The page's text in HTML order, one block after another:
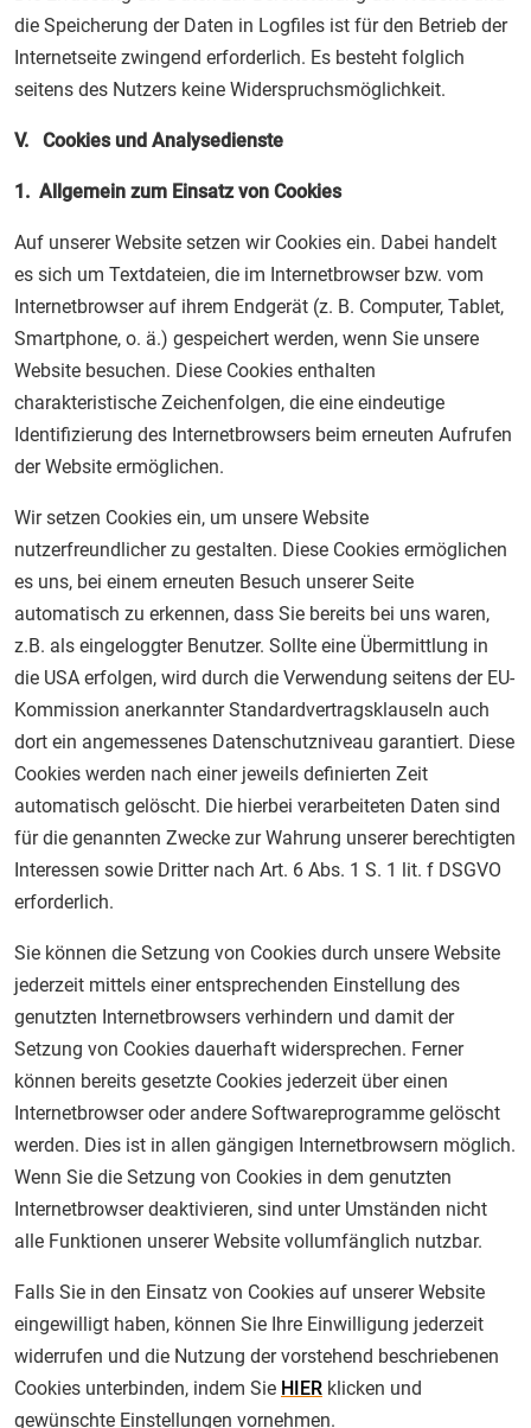
die Speicherung der Daten in Logfiles ist für den Betrieb der
Internetseite zwingend erforderlich. Es besteht folglich
seitens des Nutzers keine Widerspruchsmöglichkeit.
V. Cookies und Analysedienste
1. Allgemein zum Einsatz von Cookies
Auf unserer Website setzen wir Cookies ein. Dabei handelt
es sich um Textdateien, die im Internetbrowser bzw. vom
Internetbrowser auf ihrem Endgerät (z. B. Computer, Tablet,
Smartphone, o. ä.) gespeichert werden, wenn Sie unsere
Website besuchen. Diese Cookies enthalten
charakteristische Zeichenfolgen, die eine eindeutige
Identifizierung des Internetbrowsers beim erneuten Aufrufen
der Website ermöglichen.
Wir setzen Cookies ein, um unsere Website
nutzerfreundlicher zu gestalten. Diese Cookies ermöglichen
es uns, bei einem erneuten Besuch unserer Seite
automatisch zu erkennen, dass Sie bereits bei uns waren,
z.B. als eingeloggter Benutzer. Sollte eine Übermittlung in
die USA erfolgen, wird durch die Verwendung seitens der EU-
Kommission anerkannter Standardvertragsklauseln auch
dort ein angemessenes Datenschutzniveau garantiert. Diese
Cookies werden nach einer jeweils definierten Zeit
automatisch gelöscht. Die hierbei verarbeiteten Daten sind
für die genannten Zwecke zur Wahrung unserer berechtigten
Interessen sowie Dritter nach Art. 6 Abs. 1 S. 1 lit. f DSGVO
erforderlich.
Sie können die Setzung von Cookies durch unsere Website
jederzeit mittels einer entsprechenden Einstellung des
genutzten Internetbrowsers verhindern und damit der
Setzung von Cookies dauerhaft widersprechen. Ferner
können bereits gesetzte Cookies jederzeit über einen
Internetbrowser oder andere Softwareprogramme gelöscht
werden. Dies ist in allen gängigen Internetbrowsern möglich.
Wenn Sie die Setzung von Cookies in dem genutzten
Internetbrowser deaktivieren, sind unter Umständen nicht
alle Funktionen unserer Website vollumfänglich nutzbar.
Falls Sie in den Einsatz von Cookies auf unserer Website
eingewilligt haben, können Sie Ihre Einwilligung jederzeit
widerrufen und die Nutzung der vorstehend beschriebenen
Cookies unterbinden, indem Sie HIER klicken und
gewünschte Einstellungen vornehmen.